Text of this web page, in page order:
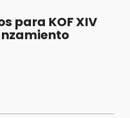
para KOF XIV